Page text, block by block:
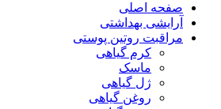
صفحه اصلی
آرایشی بهداشتی
مراقبت روتین پوستی
کرم گیاهی
ماسک
ژل گیاهی
روغن گیاهی